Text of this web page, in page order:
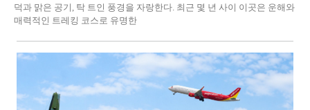
덕과 맑은 공기, 탁 트인 풍경을 자랑한다. 최근 몇 년 사이 이곳은 운해와
매력적인 트레킹 코스로 유명한